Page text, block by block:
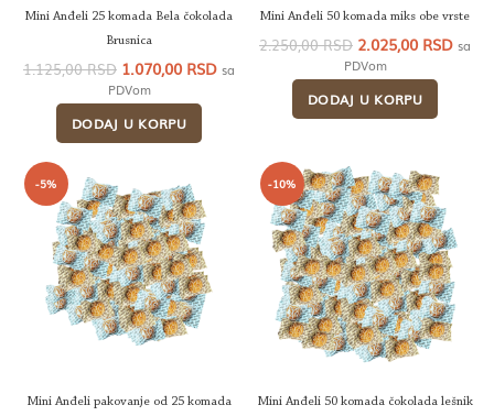
Mini Anđeli 25 komada Bela čokolada
Brusnica
1.125,00RSD Originalna
cena
je
bila:
1.125,00 RSD.
1.070,00 RSDTrenutna
sa
PDVom
DODAJ U KORPU
Mini Anđeli 50 komada miks obe vrste
2.250,00RSD Originalna
cena
je
bila:
2.250,00 RSD.
2.025,00 RSD sa
PDVom
DODAJ U KORPU
-5%
Mini Anđeli pakovanje od 25 komada
-10%
Mini Anđeli 50 komada čokolada lešnik